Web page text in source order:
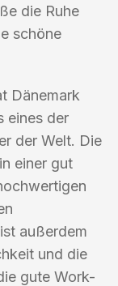
die Ruhe
schöne
Dänemark
eines der
der Welt. Die
einer gut
außerdem
und die
gute Work-